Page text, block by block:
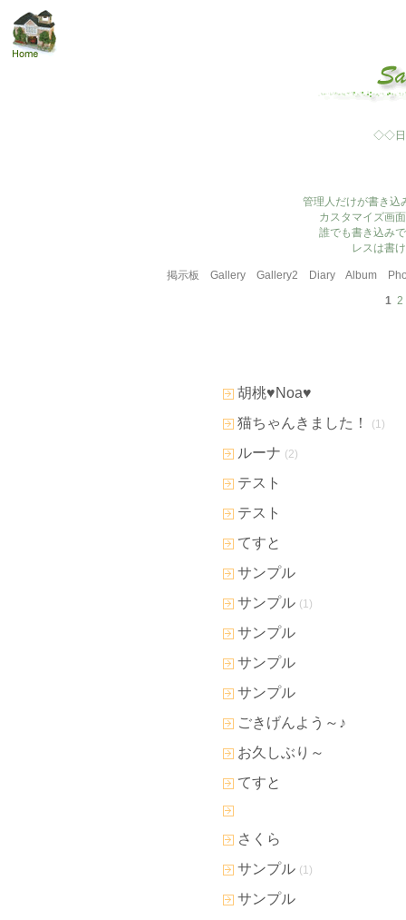
◇◇日
管理人だけが書き込
カスタマイズ画
誰でも書き込み
レスは書
掲示板 Gallery Gallery2 Diary Album
1 2
胡桃♥Noa♥
猫ちゃんきました！
(1)
ルーナ (2)
テスト
テスト
てすと
サンプル
サンプル (1)
サンプル
サンプル
サンプル
ごきげんよう～♪
お久しぶり～
てすと
さくら
サンプル (1)
サンプル